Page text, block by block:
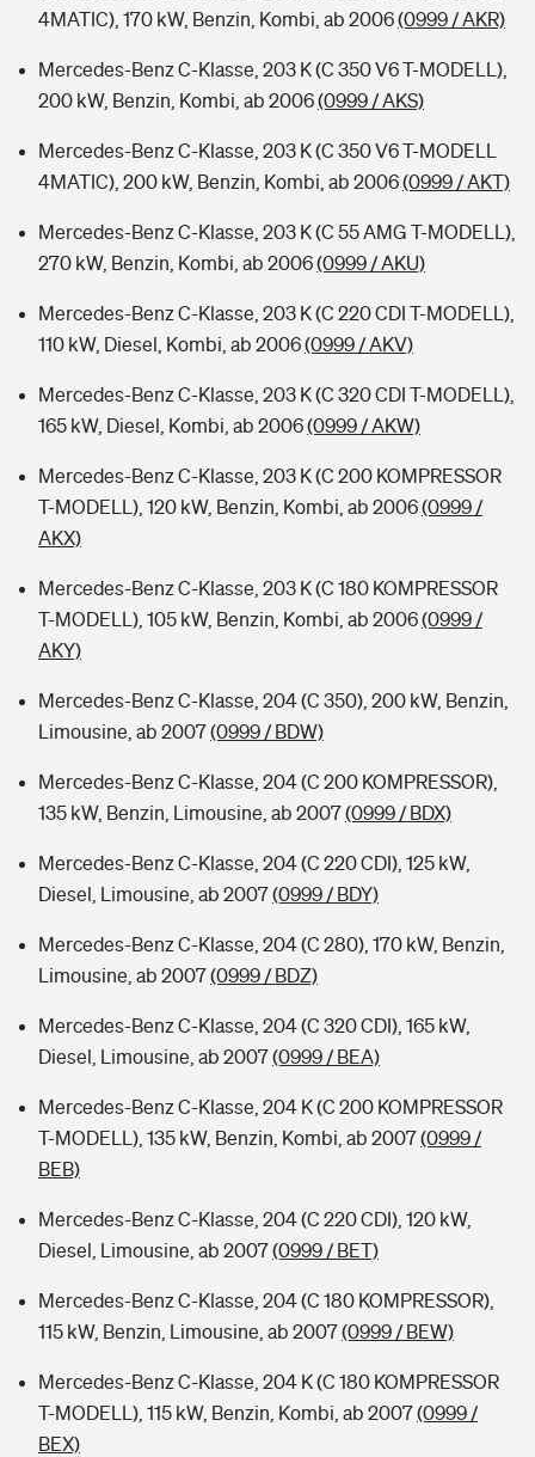
4MATIC), 170 kW, Benzin, Kombi, ab 2006(0999 / AKR)
Mercedes-Benz C-Klasse, 203 K (C 350 V6 T-MODELL),
200 kW, Benzin, Kombi, ab 2006(0999 / AKS)
Mercedes-Benz C-Klasse, 203 K (C 350 V6 T-MODELL
4MATIC), 200 kW, Benzin, Kombi, ab 2006(0999 / AKT)
Mercedes-Benz C-Klasse, 203 K (C 55 AMG T-MODELL),
270 kW, Benzin, Kombi, ab 2006(0999 / AKU)
Mercedes-Benz C-Klasse, 203 K (C 220 CDI T-MODELL),
110 kW, Diesel, Kombi, ab 2006(0999 / AKV)
Mercedes-Benz C-Klasse, 203 K (C 320 CDI T-MODELL),
165 kW, Diesel, Kombi, ab 2006(0999 / AKW)
Mercedes-Benz C-Klasse, 203 K (C 200 KOMPRESSOR
T-MODELL), 120 kW, Benzin, Kombi, ab 2006(0999 /
AKX)
Mercedes-Benz C-Klasse, 203 K (C 180 KOMPRESSOR
T-MODELL), 105 kW, Benzin, Kombi, ab 2006(0999 /
AKY)
Mercedes-Benz C-Klasse, 204 (C 350), 200 kW, Benzin,
Limousine, ab 2007(0999 / BDW)
Mercedes-Benz C-Klasse, 204 (C 200 KOMPRESSOR),
135 kW, Benzin, Limousine, ab 2007(0999 / BDX)
Mercedes-Benz C-Klasse, 204 (C 220 CDI), 125 kW,
Diesel, Limousine, ab 2007(0999 / BDY)
Mercedes-Benz C-Klasse, 204 (C 280), 170 kW, Benzin,
Limousine, ab 2007(0999 / BDZ)
Mercedes-Benz C-Klasse, 204 (C 320 CDI), 165 kW,
Diesel, Limousine, ab 2007(0999 / BEA)
Mercedes-Benz C-Klasse, 204 K (C 200 KOMPRESSOR
T-MODELL), 135 kW, Benzin, Kombi, ab 2007(0999 /
BEB)
Mercedes-Benz C-Klasse, 204 (C 220 CDI), 120 kW,
Diesel, Limousine, ab 2007(0999 / BET)
Mercedes-Benz C-Klasse, 204 (C 180 KOMPRESSOR),
115 kW, Benzin, Limousine, ab 2007(0999 / BEW)
Mercedes-Benz C-Klasse, 204 K (C 180 KOMPRESSOR
T-MODELL), 115 kW, Benzin, Kombi, ab 2007(0999 /
BEX)